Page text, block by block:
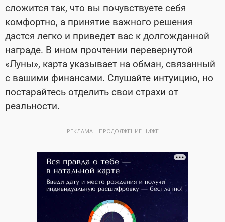
сложится так, что вы почувствуете себя
комфортно, а принятие важного решения
дастся легко и приведет вас к долгожданной
награде. В ином прочтении перевернутой
«Луны», карта указывает на обман, связанный
с вашими финансами. Слушайте интуицию, но
постарайтесь отделить свои страхи от
реальности.
РЕКЛАМА – ПРОДОЛЖЕНИЕ НИЖЕ